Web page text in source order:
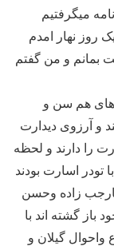
میگرفتیم
روز نهار امدم
بمانم و من گفتم
های هم سن و
و آرزوی دیدارت
را دارند و لحظه
اسارت بودند
زاده وحسن
باز گشته اند با
واحوال گیلان و